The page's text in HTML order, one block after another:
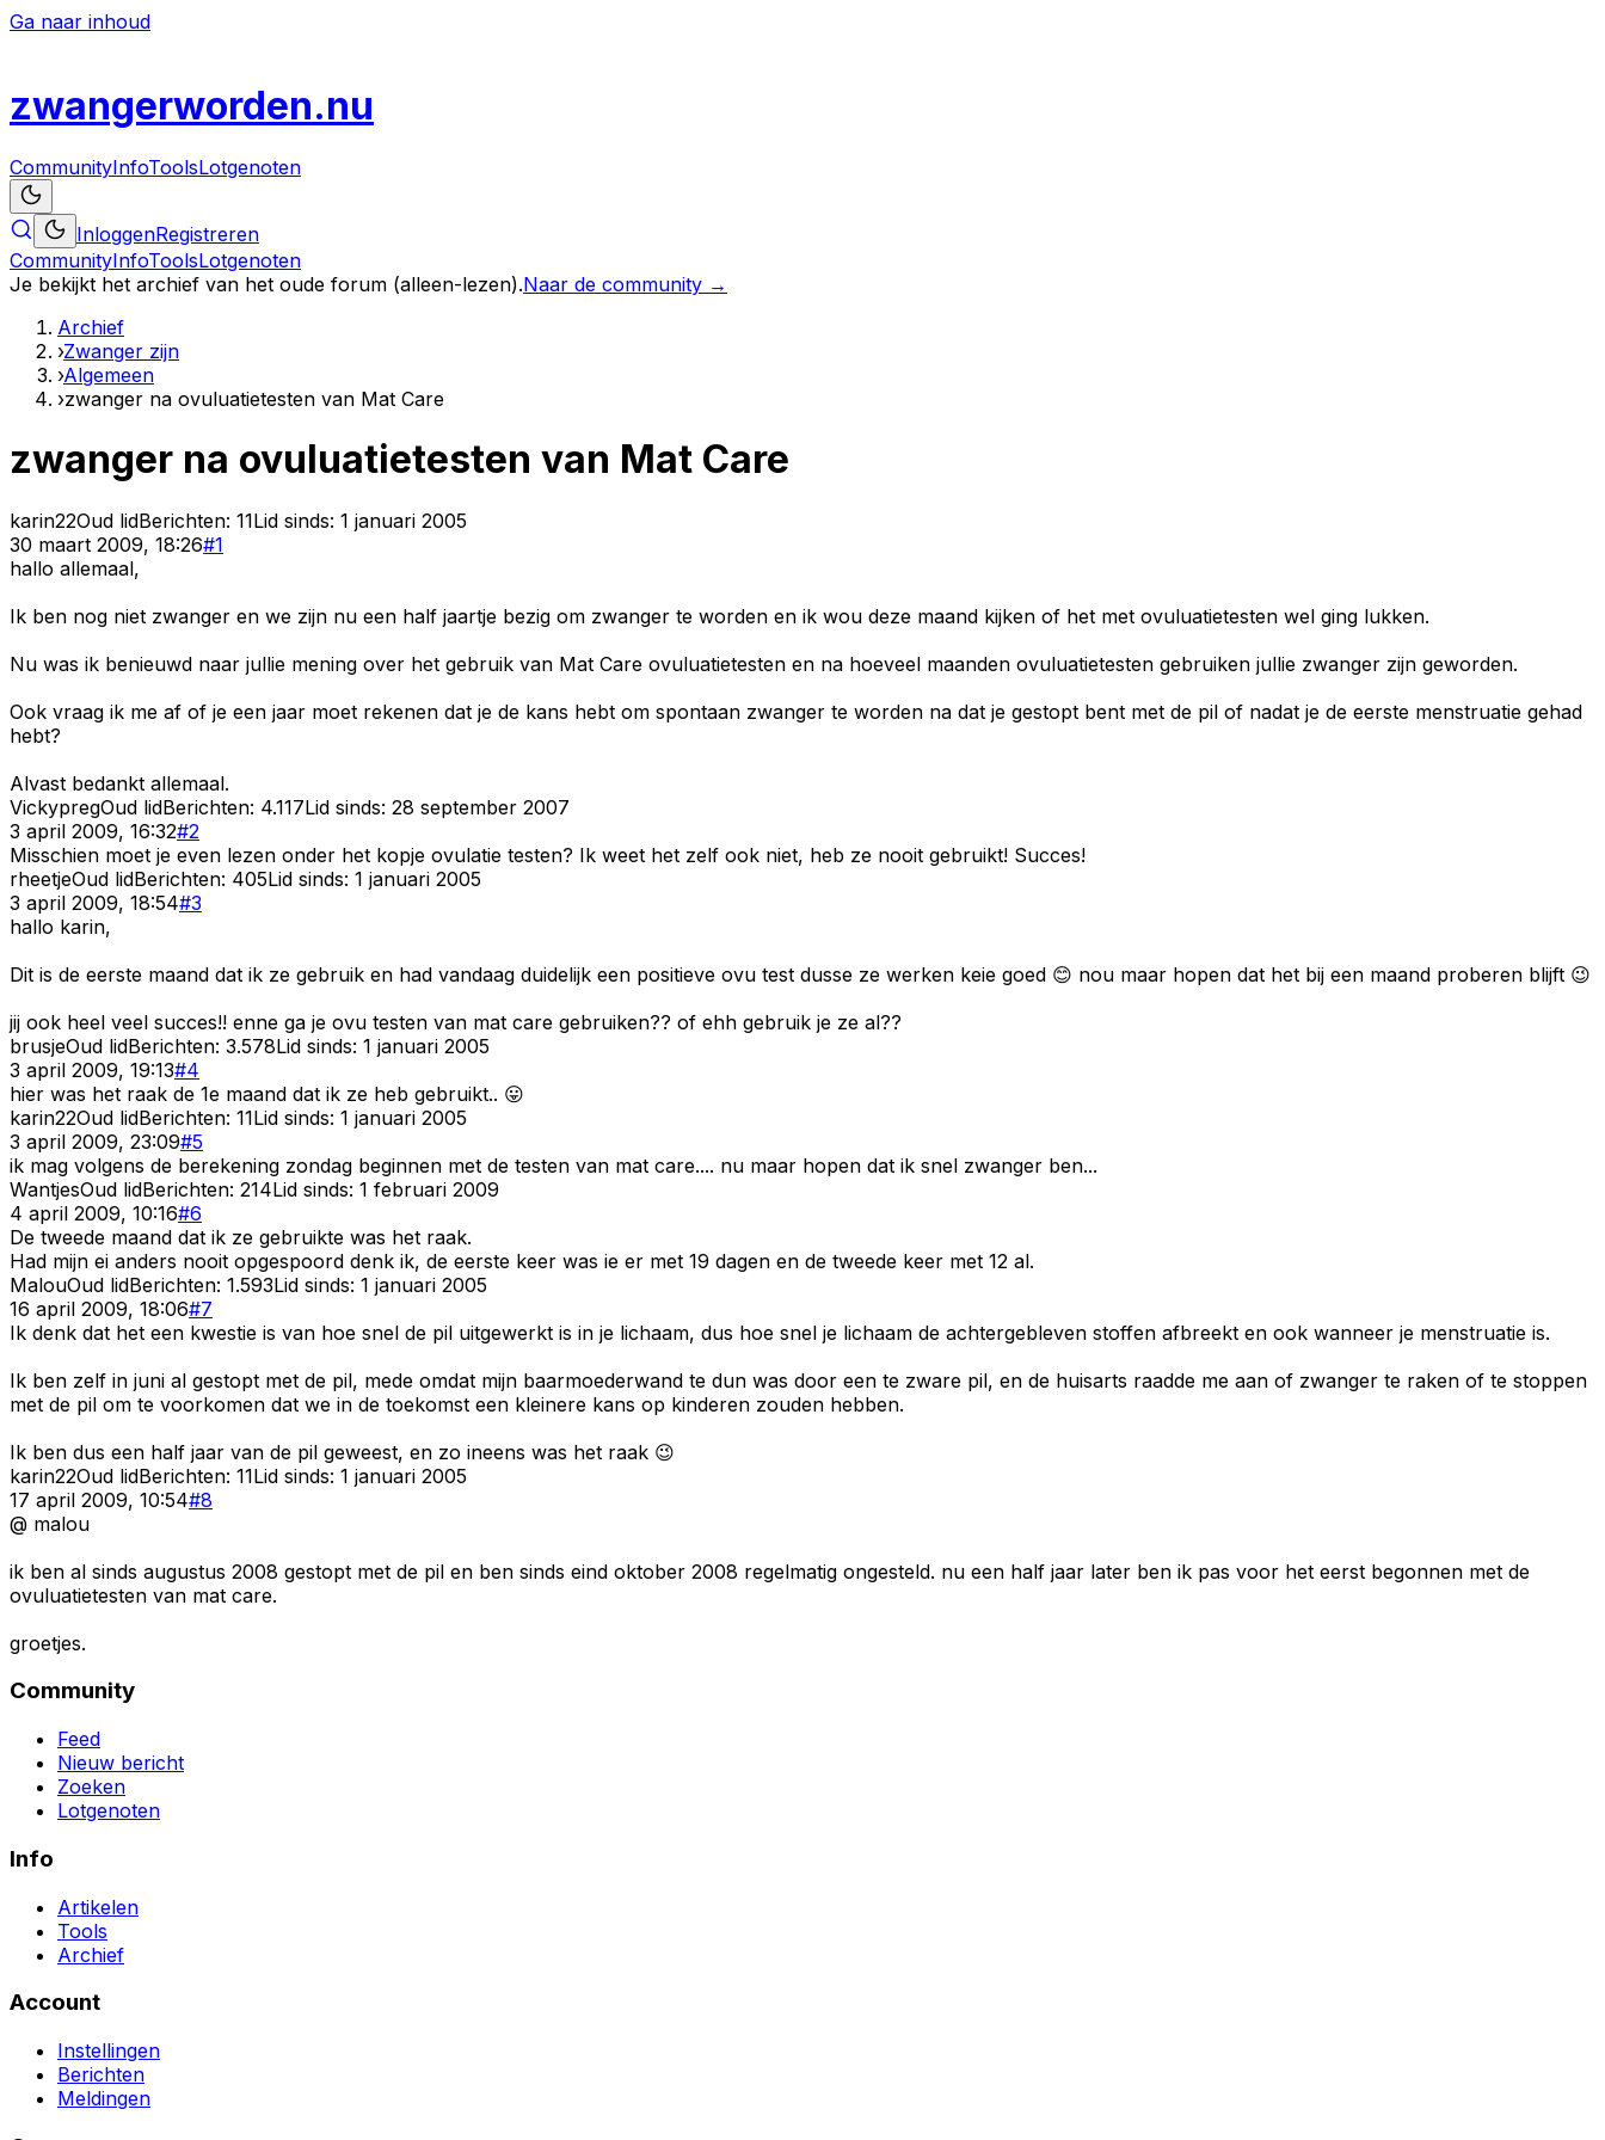
Ga naar inhoud
zwangerworden.nu
CommunityInfoToolsLotgenoten
InloggenRegistreren
CommunityInfoToolsLotgenoten
Je bekijkt het archief van het oude forum (alleen-lezen).Naar de community →
Archief
›Zwanger zijn
›Algemeen
›zwanger na ovuluatietesten van Mat Care
zwanger na ovuluatietesten van Mat Care
karin22Oud lidBerichten: 11Lid sinds: 1 januari 2005
30 maart 2009, 18:26#1
hallo allemaal,
Ik ben nog niet zwanger en we zijn nu een half jaartje bezig om zwanger te worden en ik wou deze maand kijken of het met ovuluatietesten wel ging lukken.
Nu was ik benieuwd naar jullie mening over het gebruik van Mat Care ovuluatietesten en na hoeveel maanden ovuluatietesten gebruiken jullie zwanger zijn geworden.
Ook vraag ik me af of je een jaar moet rekenen dat je de kans hebt om spontaan zwanger te worden na dat je gestopt bent met de pil of nadat je de eerste menstruatie gehad
hebt?
Alvast bedankt allemaal.
VickypregOud lidBerichten: 4.117Lid sinds: 28 september 2007
3 april 2009, 16:32#2
Misschien moet je even lezen onder het kopje ovulatie testen? Ik weet het zelf ook niet, heb ze nooit gebruikt! Succes!
rheetjeOud lidBerichten: 405Lid sinds: 1 januari 2005
3 april 2009, 18:54#3
hallo karin,
Dit is de eerste maand dat ik ze gebruik en had vandaag duidelijk een positieve ovu test dusse ze werken keie goed 😊 nou maar hopen dat het bij een maand proberen blijft 😉
jij ook heel veel succes!! enne ga je ovu testen van mat care gebruiken?? of ehh gebruik je ze al??
brusjeOud lidBerichten: 3.578Lid sinds: 1 januari 2005
3 april 2009, 19:13#4
hier was het raak de 1e maand dat ik ze heb gebruikt.. 😛
karin22Oud lidBerichten: 11Lid sinds: 1 januari 2005
3 april 2009, 23:09#5
ik mag volgens de berekening zondag beginnen met de testen van mat care.... nu maar hopen dat ik snel zwanger ben...
WantjesOud lidBerichten: 214Lid sinds: 1 februari 2009
4 april 2009, 10:16#6
De tweede maand dat ik ze gebruikte was het raak.
Had mijn ei anders nooit opgespoord denk ik, de eerste keer was ie er met 19 dagen en de tweede keer met 12 al.
MalouOud lidBerichten: 1.593Lid sinds: 1 januari 2005
16 april 2009, 18:06#7
Ik denk dat het een kwestie is van hoe snel de pil uitgewerkt is in je lichaam, dus hoe snel je lichaam de achtergebleven stoffen afbreekt en ook wanneer je menstruatie is.
Ik ben zelf in juni al gestopt met de pil, mede omdat mijn baarmoederwand te dun was door een te zware pil, en de huisarts raadde me aan of zwanger te raken of te stoppen
met de pil om te voorkomen dat we in de toekomst een kleinere kans op kinderen zouden hebben.
Ik ben dus een half jaar van de pil geweest, en zo ineens was het raak 😉
karin22Oud lidBerichten: 11Lid sinds: 1 januari 2005
17 april 2009, 10:54#8
@ malou
ik ben al sinds augustus 2008 gestopt met de pil en ben sinds eind oktober 2008 regelmatig ongesteld. nu een half jaar later ben ik pas voor het eerst begonnen met de
ovuluatietesten van mat care.
groetjes.
Community
Feed
Nieuw bericht
Zoeken
Lotgenoten
Info
Artikelen
Tools
Archief
Account
Instellingen
Berichten
Meldingen